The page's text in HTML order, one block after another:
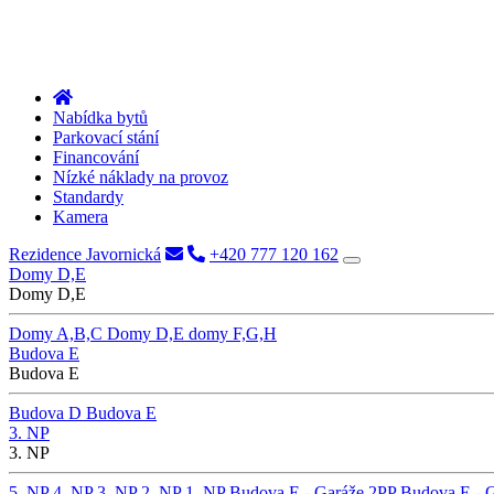
Nabídka bytů
Parkovací stání
Financování
Nízké náklady na provoz
Standardy
Kamera
Rezidence Javornická
+420 777 120 162
Domy D,E
Domy D,E
Domy A,B,C Domy D,E domy F,G,H
Budova E
Budova E
Budova D Budova E
3. NP
3. NP